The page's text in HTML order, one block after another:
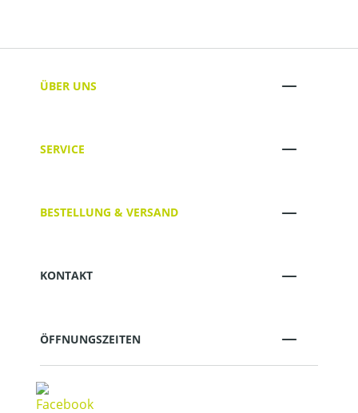
ÜBER UNS
SERVICE
BESTELLUNG & VERSAND
KONTAKT
ÖFFNUNGSZEITEN